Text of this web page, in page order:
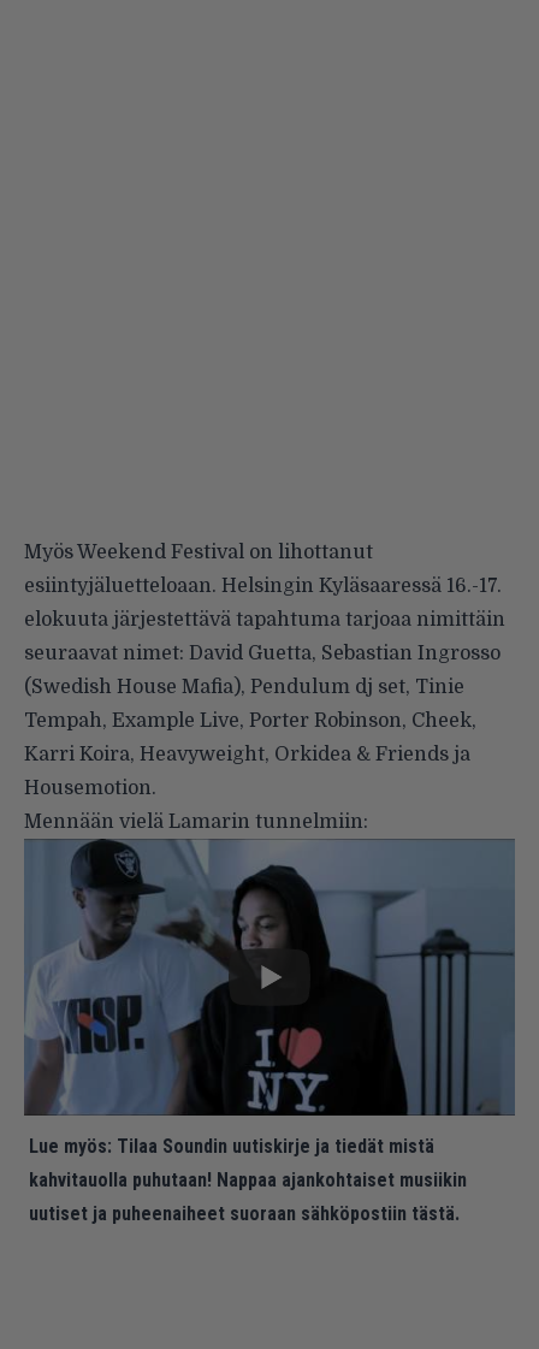
MyösWeekend Festival on lihottanut
esiintyjäluetteloaan. Helsingin Kyläsaaressä 16.-17.
elokuuta järjestettävä tapahtuma tarjoaa nimittäin
seuraavat nimet: David Guetta, Sebastian Ingrosso
(Swedish House Mafia), Pendulum dj set, Tinie
Tempah, Example Live, Porter Robinson, Cheek,
Karri Koira, Heavyweight, Orkidea & Friends ja
Housemotion.
Mennään vielä Lamarin tunnelmiin:
Lue myös: Tilaa Soundin uutiskirje ja tiedät mistä
kahvitauolla puhutaan! Nappaa ajankohtaiset musiikin
uutiset ja puheenaiheet suoraan sähköpostiin tästä.